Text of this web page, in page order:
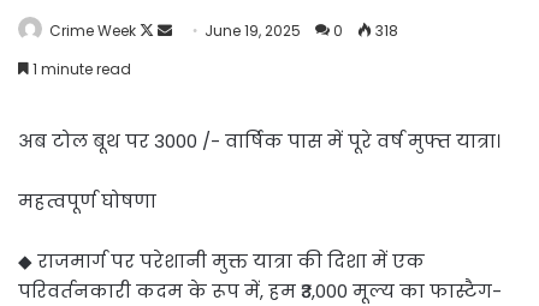
Crime Week
Follow
SendJune 19, 2025 0
318
1 minute read
अब टोल बूथ पर 3000 /- वार्षिक पास में पूरे वर्ष मुफ्त यात्रा।
महत्वपूर्ण घोषणा
◆ राजमार्ग पर परेशानी मुक्त यात्रा की दिशा में एक
परिवर्तनकारी कदम के रूप में, हम ₹3,000 मूल्य का फास्टैग-